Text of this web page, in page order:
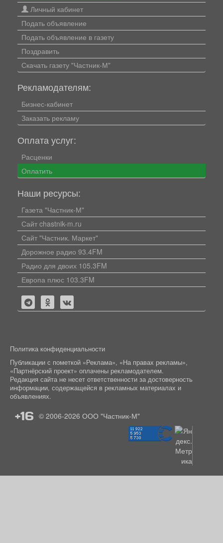
Личный кабинет
Подать объявление
Подать объявление в газету
Поздравить
Скачать газету "Частник-М"
Рекламодателям:
Бизнес-кабинет
Заказать рекламу
Оплата услуг:
Расценки
Оплатить
Наши ресурсы:
Газета "Частник-М"
Сайт chastnik-m.ru
Сайт "Частник. Маркет"
Дорожное радио 93.4FM
Радио для двоих 105.3FM
Европа плюс 103.3FM
Политика конфиденциальности
Публикации с пометкой «Реклама», «На правах рекламы»,
«Партнёрский проект» оплачены рекламодателем.
Редакция сайта не несет ответственности за достоверность
информации, содержащейся в рекламных материалах и
объявлениях.
+16 © 2006-2026 ООО "Частник-М"